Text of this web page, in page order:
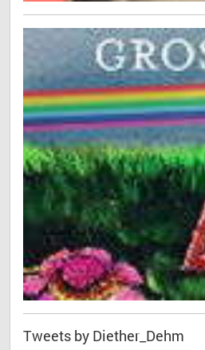
Tweets by Diether_Dehm